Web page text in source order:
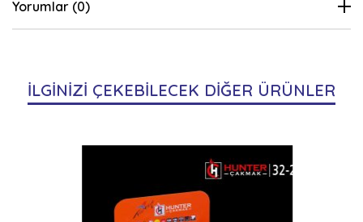
Yorumlar (0)
İLGİNİZİ ÇEKEBİLECEK DİĞER ÜRÜNLER